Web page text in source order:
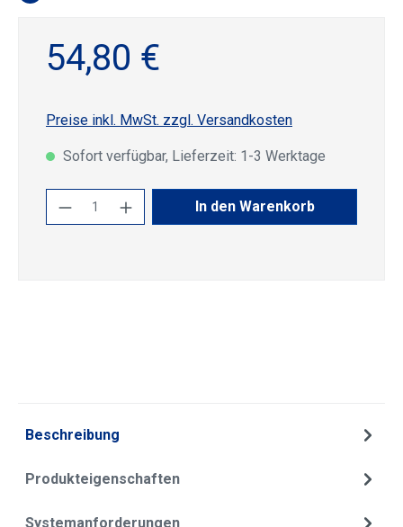
54,80 €
Preise inkl. MwSt. zzgl. Versandkosten
Sofort verfügbar, Lieferzeit: 1-3 Werktage
Produkt Anzahl: Gib den gewünschten
In den Warenkorb
Beschreibung
Produkteigenschaften
Systemanforderungen